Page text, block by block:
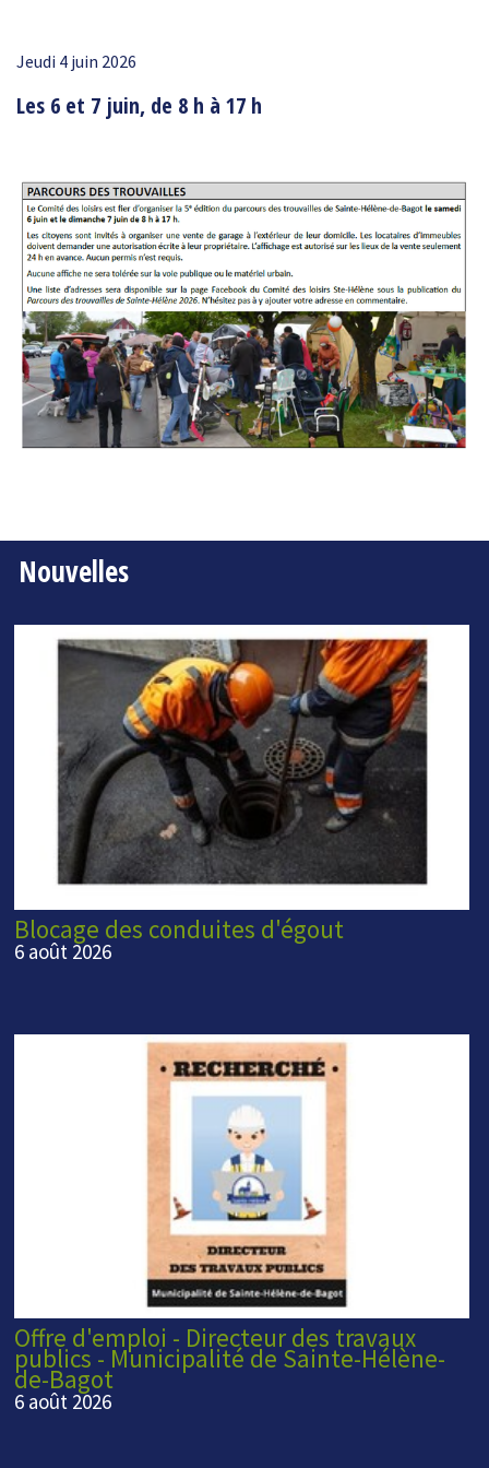
Jeudi 4 juin 2026
Les 6 et 7 juin, de 8 h à 17 h
Nouvelles
Blocage des conduites d'égout
6 août 2026
Offre d'emploi - Directeur des travaux
publics - Municipalité de Sainte-Hélène-
de-Bagot
6 août 2026